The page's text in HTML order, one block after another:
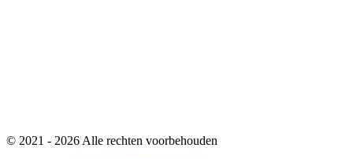
© 2021 - 2026 Alle rechten voorbehouden